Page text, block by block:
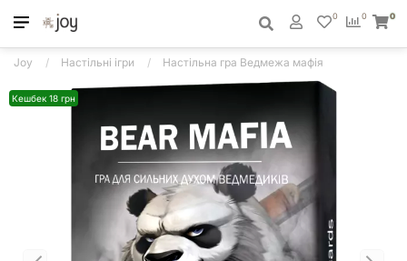
0
0 0
Joy Настільні ігри Настільна гра Ведмежа мафія
Кешбек 18 грн